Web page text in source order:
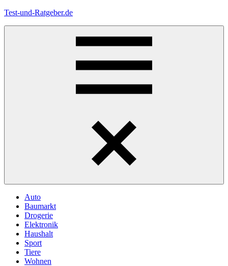
Zum
Test-und-Ratgeber.de
Auto
Baumarkt
Drogerie
Elektronik
Haushalt
Sport
Tiere
Wohnen